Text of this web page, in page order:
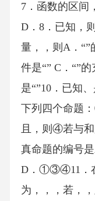
7．函数的区间
D．8．已知，
量，，则A．“”
件是“” C．“”
是“”10．已知
下列四个命题
且，则④若与
真命题的编
D．①③④11．
为，，，若，